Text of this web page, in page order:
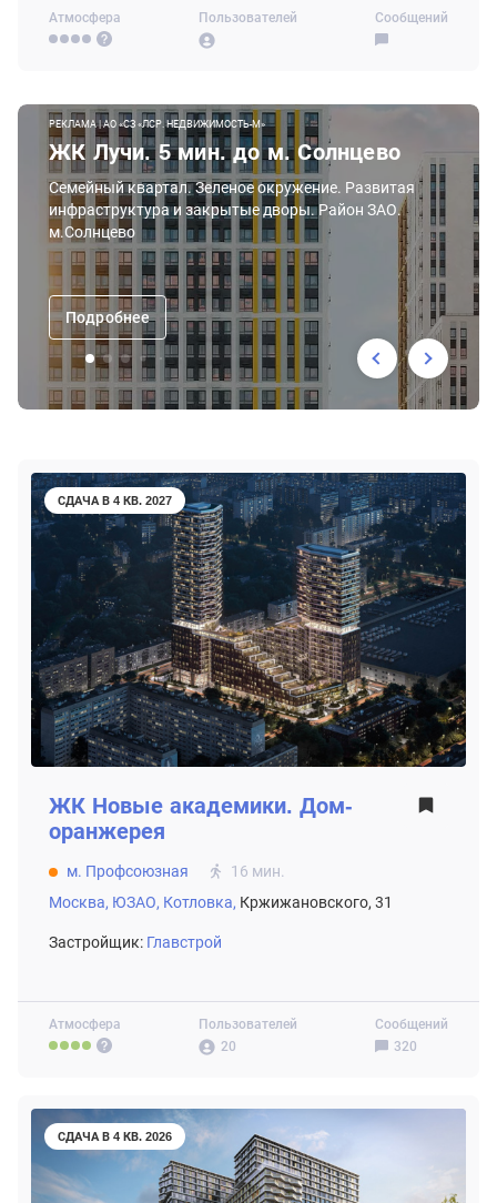
Атмосфера Пользователей Сообщений
РЕКЛАМА | АО «СЗ «ЛСР. НЕДВИЖИМОСТЬ-М»
ЖК Лучи. 5 мин. до м. Солнцево
Семейный квартал. Зеленое окружение. Развитая
инфраструктура и закрытые дворы. Район ЗАО.
м.Солнцево
Подробнее
СДАЧА В 4 КВ. 2027
Атмосфера
Пользователей
20
Сообщений
320
ЖК Новые академики. Дом-
оранжерея
м. Профсоюзная
16 мин.
Москва, ЮЗАО, Котловка, Кржижановского, 31
Застройщик: Главстрой
СДАЧА В 4 КВ. 2026